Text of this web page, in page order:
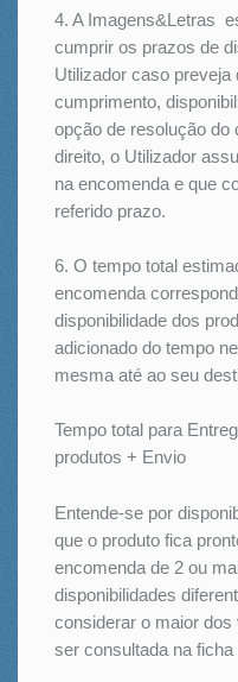
4. A Imagens&Letras
cumprir os prazos de
Utilizador caso preveja
cumprimento,
opção de resolução do
direito, o Utilizador
na encomenda e que
referido prazo.
6. O tempo total
encomenda
disponibilidade dos
adicionado do tempo
mesma até ao seu
Tempo total para
produtos + Envio
Entende-se por
que o produto fica
encomenda de 2 ou
disponibilidades
considerar o maior dos
ser consultada na